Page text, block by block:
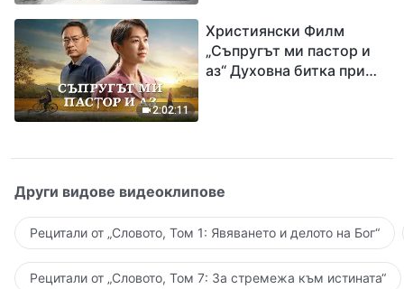
Исус
2:02:11
Християнски Филм
„Съпругът ми пастор и
аз“ Духовна битка при
Други видове видеоклипове
Рецитали от „Словото, Том 1: Явяването и делото на Бог“
Рецитали от „Словото, Том 7: За стремежа към истината“